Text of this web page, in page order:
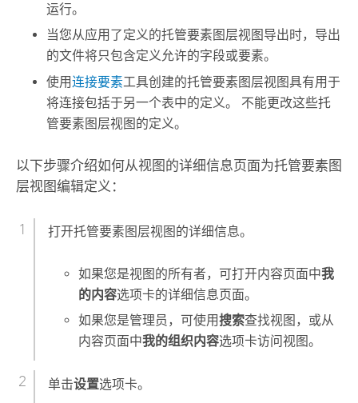
运行。
当您从应用了定义的托管要素图层视图导出时，导出
的文件将只包含定义允许的字段或要素。
使用连接要素工具创建的托管要素图层视图具有用于
将连接包括于另一个表中的定义。 不能更改这些托
管要素图层视图的定义。
以下步骤介绍如何从视图的详细信息页面为托管要素图
层视图编辑定义：
打开托管要素图层视图的详细信息。
如果您是视图的所有者，可打开内容页面中我
的内容选项卡的详细信息页面。
如果您是管理员，可使用搜索查找视图，或从
内容页面中我的组织内容选项卡访问视图。
单击设置选项卡。